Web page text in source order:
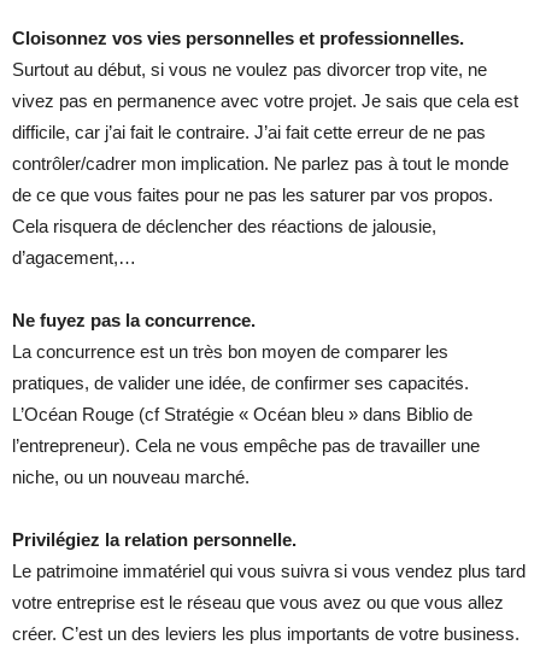
Cloisonnez vos vies personnelles et professionnelles.
Surtout au début, si vous ne voulez pas divorcer trop vite, ne
vivez pas en permanence avec votre projet. Je sais que cela est
difficile, car j’ai fait le contraire. J’ai fait cette erreur de ne pas
contrôler/cadrer mon implication. Ne parlez pas à tout le monde
de ce que vous faites pour ne pas les saturer par vos propos.
Cela risquera de déclencher des réactions de jalousie,
d’agacement,…
Ne fuyez pas la concurrence.
La concurrence est un très bon moyen de comparer les
pratiques, de valider une idée, de confirmer ses capacités.
L’Océan Rouge (cf Stratégie « Océan bleu » dans Biblio de
l’entrepreneur). Cela ne vous empêche pas de travailler une
niche, ou un nouveau marché.
Privilégiez la relation personnelle.
Le patrimoine immatériel qui vous suivra si vous vendez plus tard
votre entreprise est le réseau que vous avez ou que vous allez
créer. C’est un des leviers les plus importants de votre business.